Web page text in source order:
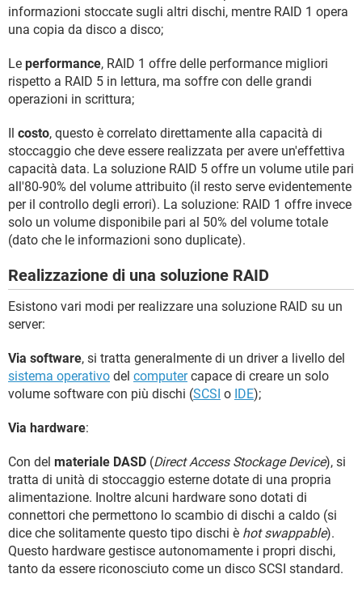
informazioni stoccate sugli altri dischi, mentre RAID 1 opera
una copia da disco a disco;
Le performance, RAID 1 offre delle performance migliori
rispetto a RAID 5 in lettura, ma soffre con delle grandi
operazioni in scrittura;
Il costo, questo è correlato direttamente alla capacità di
stoccaggio che deve essere realizzata per avere un'effettiva
capacità data. La soluzione RAID 5 offre un volume utile pari
all'80-90% del volume attribuito (il resto serve evidentemente
per il controllo degli errori). La soluzione: RAID 1 offre invece
solo un volume disponibile pari al 50% del volume totale
(dato che le informazioni sono duplicate).
Realizzazione di una soluzione RAID
Esistono vari modi per realizzare una soluzione RAID su un
server:
Via software, si tratta generalmente di un driver a livello del
sistema operativo del computercapace di creare un solo
volume software con più dischi (SCSI o IDE);
Via hardware:
Con del materiale DASD (Direct Access Stockage Device), si
tratta di unità di stoccaggio esterne dotate di una propria
alimentazione. Inoltre alcuni hardware sono dotati di
connettori che permettono lo scambio di dischi a caldo (si
dice che solitamente questo tipo dischi è hot swappable).
Questo hardware gestisce autonomamente i propri dischi,
tanto da essere riconosciuto come un disco SCSI standard.